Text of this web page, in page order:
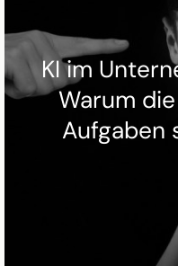
KI im
Warum
Aufgaben